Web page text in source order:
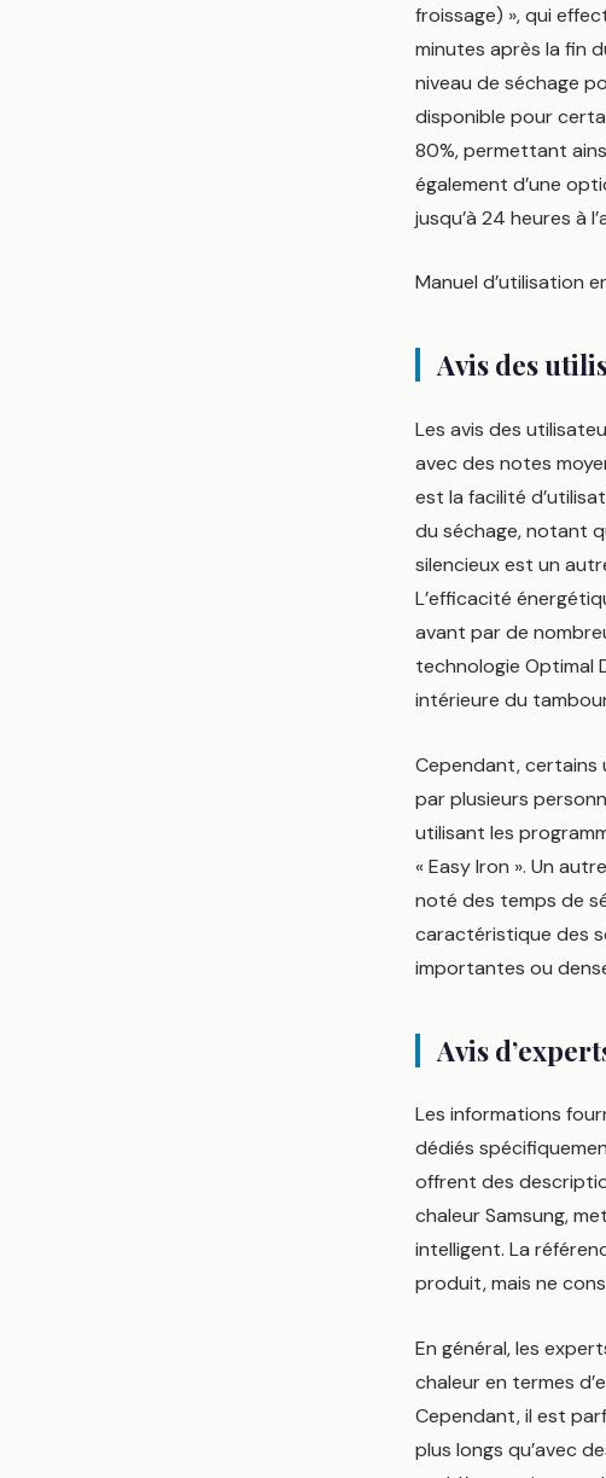
froissage) », qui
minutes après la fin
niveau de séchage
disponible pour
80%, permettant
également d’une
jusqu’à 24 heures à
Manuel d’utilisation
Avis des
Les avis des
avec des notes
est la facilité
du séchage, notant
silencieux est un
L’efficacité
avant par de
technologie Optimal
intérieure du
Cependant, certains
par plusieurs
utilisant les
« Easy Iron ». Un
noté des temps de
caractéristique des
importantes ou
Avis
Les informations
dédiés
offrent des
chaleur Samsung,
intelligent. La
produit, mais ne
En général, les
chaleur en termes
Cependant, il est
plus longs qu’avec